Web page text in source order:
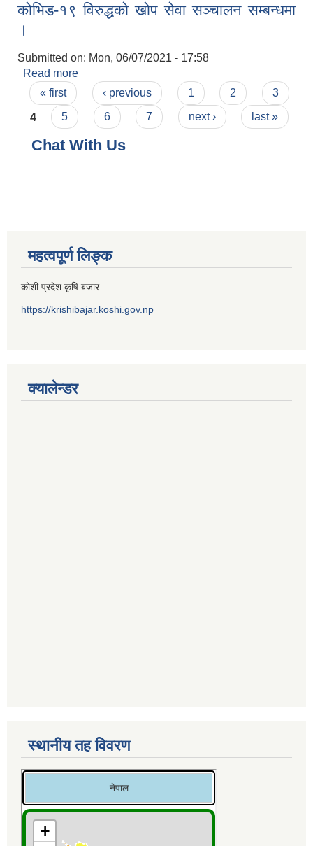
कोभिड-१९ विरुद्धको खोप सेवा सञ्चालन सम्बन्धमा
।
Submitted on: Mon, 06/07/2021 - 17:58
Read more
Pages
« first ‹ previous 1 2
3
4
5 6 7 next › last »
Chat With Us
महत्वपूर्ण लिङ्क
कोशी प्रदेश कृषि बजार
https://krishibajar.koshi.gov.np
क्यालेन्डर
स्थानीय तह विवरण